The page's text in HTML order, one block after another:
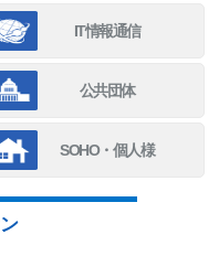
IT情報通信
公共団体
SOHO・個人様